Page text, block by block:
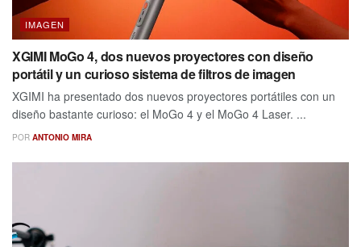
IMAGEN
XGIMI MoGo 4, dos nuevos proyectores con diseño
portátil y un curioso sistema de filtros de imagen
XGIMI ha presentado dos nuevos proyectores portátiles con un
diseño bastante curioso: el MoGo 4 y el MoGo 4 Laser. ...
POR ANTONIO MIRA